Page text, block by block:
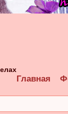
Главная